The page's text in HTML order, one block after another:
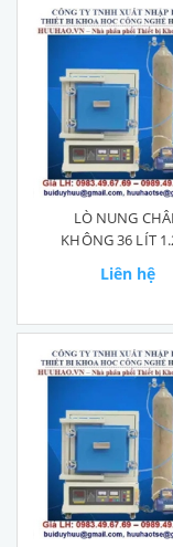
LÒ NUNG
KHÔNG 36 LÍT
Liên hệ